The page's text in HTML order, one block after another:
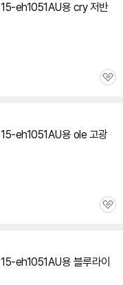
15-eh1051AU용 cry 저반
관
15-eh1051AU용 ole 고광
관
15-eh1051AU용 블루라이